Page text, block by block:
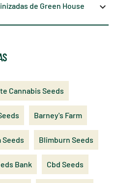
de Green House
keyboard_arrow_down
Cannabis Seeds
Barney's Farm
Seeds Blimburn Seeds
Bank Cbd Seeds